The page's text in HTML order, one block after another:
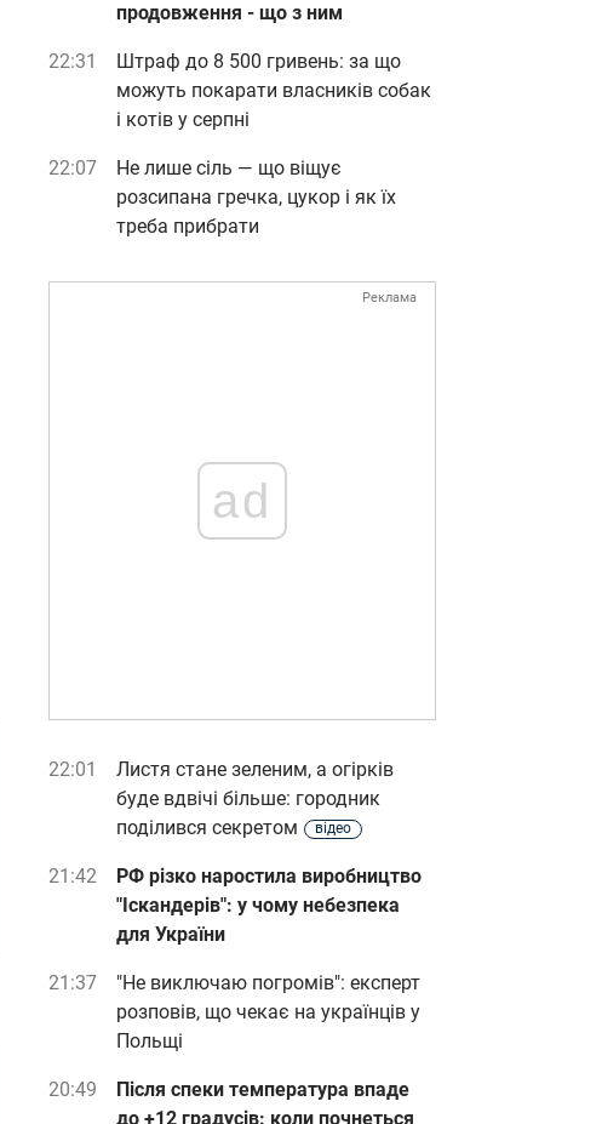
продовження - що з ним
22:31
Штраф до 8 500 гривень: за що
можуть покарати власників собак
і котів у серпні
22:07
Не лише сіль — що віщує
розсипана гречка, цукор і як їх
треба прибрати
Реклама
ad
22:01
Листя стане зеленим, а огірків
буде вдвічі більше: городник
поділився секретом
відео
21:42
РФ різко наростила виробництво
"Іскандерів": у чому небезпека
для України
21:37
"Не виключаю погромів": експерт
розповів, що чекає на українців у
Польщі
20:49
Після спеки температура впаде
до +12 градусів: коли почнеться